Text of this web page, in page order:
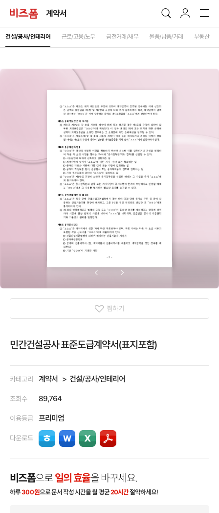
계약서
건설/공사/인테리어 근로/고용/노무 금전거래/채무 물품/납품/거래 부동산
찜하기
민간건설공사 표준도급계약서(표지포함)
카테고리 계약서 건설/공사/인테리어
조회수 89,764
이용등급 프리미엄
다운로드
비즈폼으로 일의 효율을 바꾸세요.
하루300원으로 문서 작성 시간을 월 평균20시간절약하세요!